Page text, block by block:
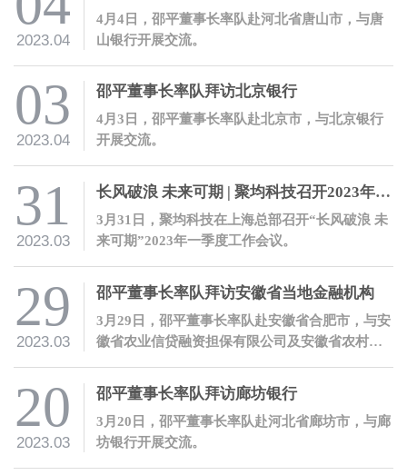
2023.04
4月4日，邵平董事长率队赴河北省唐山市，与唐
山银行开展交流。
03
2023.04
邵平董事长率队拜访北京银行
4月3日，邵平董事长率队赴北京市，与北京银行
开展交流。
31
2023.03
长风破浪 未来可期 | 聚均科技召开2023年一季度工作会议
3月31日，聚均科技在上海总部召开“长风破浪 未
来可期”2023年一季度工作会议。
29
2023.03
邵平董事长率队拜访安徽省当地金融机构
3月29日，邵平董事长率队赴安徽省合肥市，与安
徽省农业信贷融资担保有限公司及安徽省农村信
20
2023.03
邵平董事长率队拜访廊坊银行
3月20日，邵平董事长率队赴河北省廊坊市，与廊
坊银行开展交流。